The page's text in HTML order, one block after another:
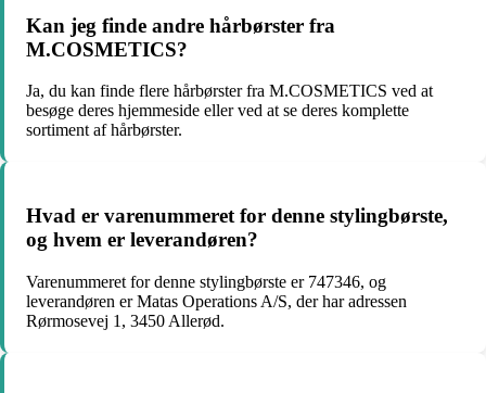
Kan jeg finde andre hårbørster fra
M.COSMETICS?
Ja, du kan finde flere hårbørster fra M.COSMETICS ved at
besøge deres hjemmeside eller ved at se deres komplette
sortiment af hårbørster.
Hvad er varenummeret for denne stylingbørste,
og hvem er leverandøren?
Varenummeret for denne stylingbørste er 747346, og
leverandøren er Matas Operations A/S, der har adressen
Rørmosevej 1, 3450 Allerød.